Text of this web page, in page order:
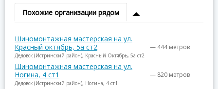
Похожие организации рядом
Шиномонтажная мастерская на ул.
Красный октябрь, 5а ст2
Дедовск (Истринский район), Красный Октябрь, 5а ст2
— 444 метров
Шиномонтажная мастерская на ул.
Ногина, 4 ст1
Дедовск (Истринский район), Ногина, 4 ст1
— 820 метров